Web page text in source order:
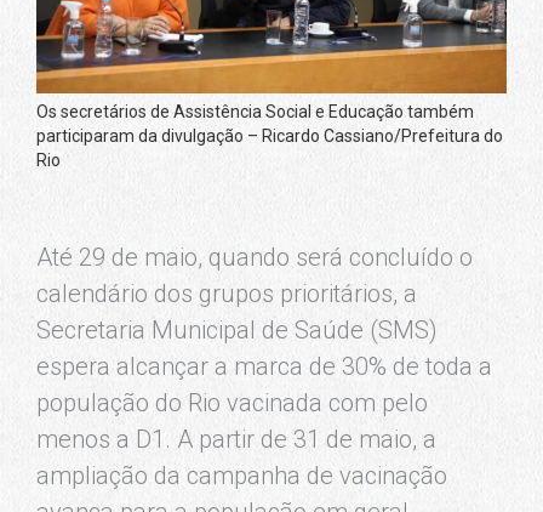
Os secretários de Assistência Social e Educação também
participaram da divulgação – Ricardo Cassiano/Prefeitura do
Rio
Até 29 de maio, quando será concluído o
calendário dos grupos prioritários, a
Secretaria Municipal de Saúde (SMS)
espera alcançar a marca de 30% de toda a
população do Rio vacinada com pelo
menos a D1. A partir de 31 de maio, a
ampliação da campanha de vacinação